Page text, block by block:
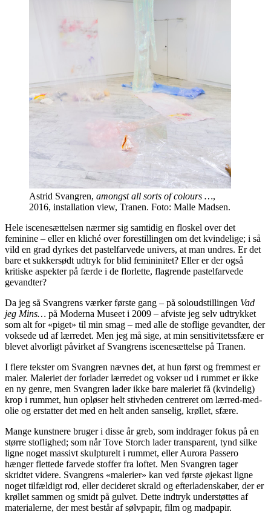
Astrid Svangren, amongst all sorts of colours …,
2016, installation view, Tranen. Foto: Malle Madsen.
Hele iscenesættelsen nærmer sig samtidig en floskel over det
feminine – eller en kliché over forestillingen om det kvindelige; i så
vild en grad dyrkes det pastelfarvede univers, at man undres. Er det
bare et sukkersødt udtryk for blid femininitet? Eller er der også
kritiske aspekter på færde i de florlette, flagrende pastelfarvede
gevandter?
Da jeg så Svangrens værker første gang – på soloudstillingen Vad
jeg Mins… på Moderna Museet i 2009 – afviste jeg selv udtrykket
som alt for «piget» til min smag – med alle de stoflige gevandter, der
voksede ud af lærredet. Men jeg må sige, at min sensitivitetssfære er
blevet alvorligt påvirket af Svangrens iscenesættelse på Tranen.
I flere tekster om Svangren nævnes det, at hun først og fremmest er
maler. Maleriet der forlader lærredet og vokser ud i rummet er ikke
en ny genre, men Svangren lader ikke bare maleriet få (kvindelig)
krop i rummet, hun opløser helt stivheden centreret om lærred-med-
olie og erstatter det med en helt anden sanselig, krøllet, sfære.
Mange kunstnere bruger i disse år greb, som inddrager fokus på en
større stoflighed; som når Tove Storch lader transparent, tynd silke
ligne noget massivt skulpturelt i rummet, eller Aurora Passero
hænger flettede farvede stoffer fra loftet. Men Svangren tager
skridtet videre. Svangrens «malerier» kan ved første øjekast ligne
noget tilfældigt rod, eller decideret skrald og efterladenskaber, der er
krøllet sammen og smidt på gulvet. Dette indtryk understøttes af
materialerne, der mest består af sølvpapir, film og madpapir.